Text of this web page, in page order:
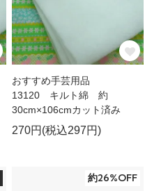
おすすめ手芸用品
13120 キルト綿 約
30cm×106cmカット済み
270円(税込297円)
約26%OFF